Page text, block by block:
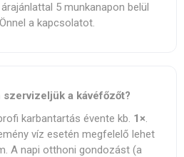
5 munkanapon belül
a kapcsolatot.
szervizeljük a kávéfőzőt?
karbantartás évente kb. 1×.
víz esetén megfelelő lehet
A napi otthoni gondozást (a